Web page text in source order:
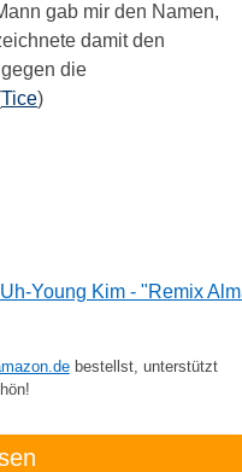
gab mir den Namen,
damit den
die
Tice)
Young Kim - "Remix
bestellst, unterstützt